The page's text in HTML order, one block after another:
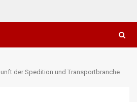
der Spedition und Transportbranche